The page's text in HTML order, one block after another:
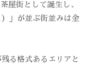
屋街として誕生し、
」が並ぶ街並みは金
る格式あるエリアと